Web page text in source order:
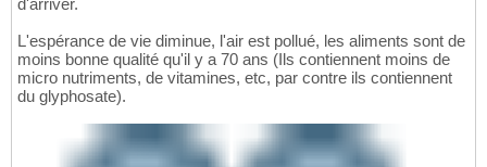
d'arriver.
L'espérance de vie diminue, l'air est pollué, les aliments sont de
moins bonne qualité qu'il y a 70 ans (Ils contiennent moins de
micro nutriments, de vitamines, etc, par contre ils contiennent
du glyphosate).